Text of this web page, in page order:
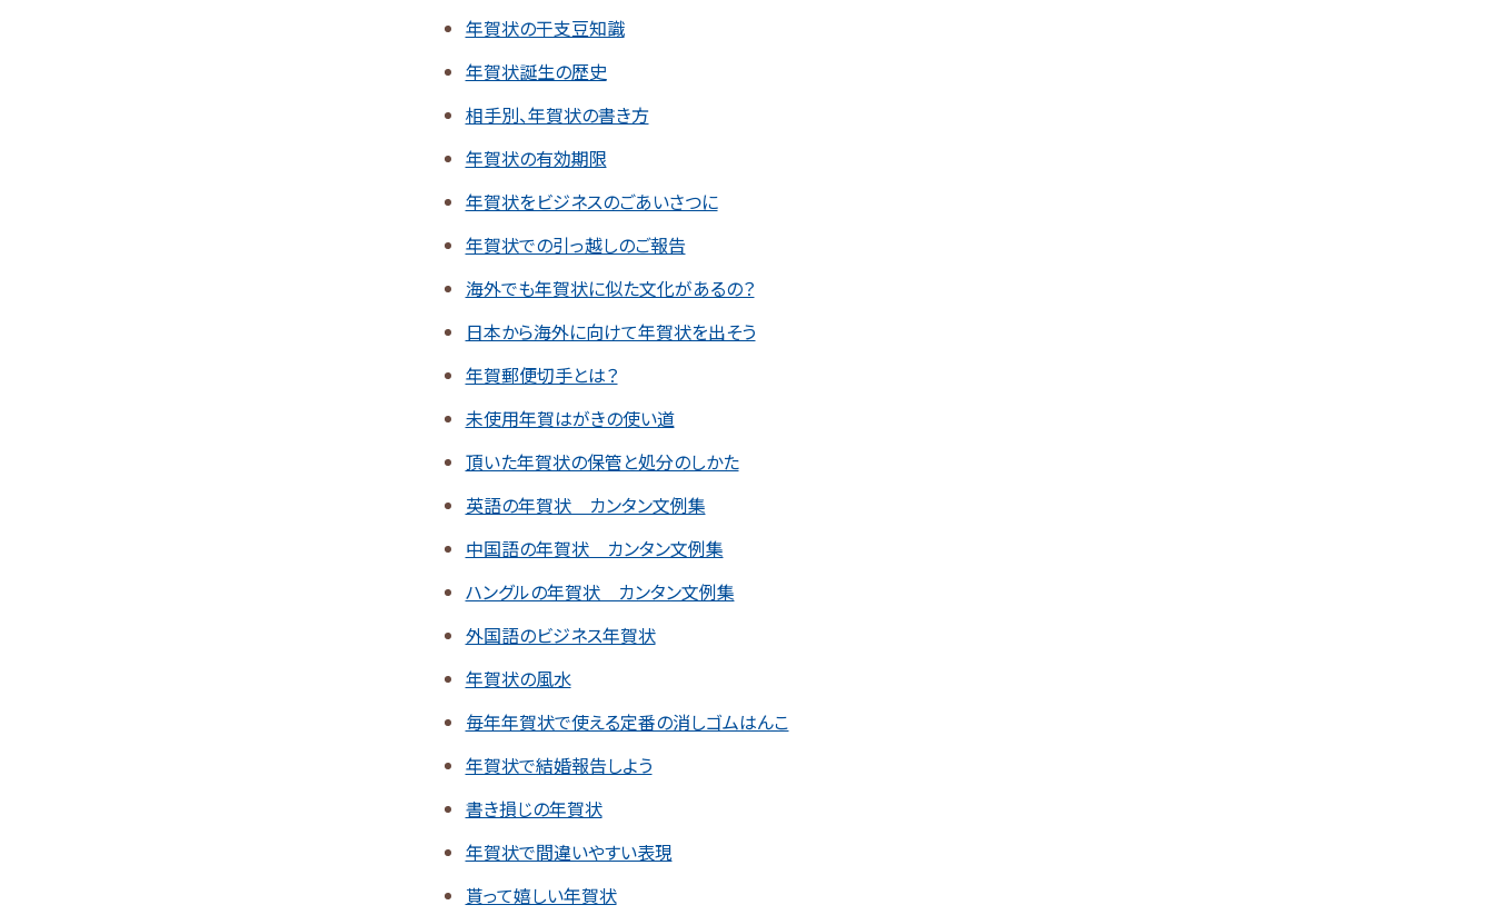
年賀状の干支豆知識
年賀状誕生の歴史
相手別、年賀状の書き方
年賀状の有効期限
年賀状をビジネスのごあいさつに
年賀状での引っ越しのご報告
海外でも年賀状に似た文化があるの？
日本から海外に向けて年賀状を出そう
年賀郵便切手とは？
未使用年賀はがきの使い道
頂いた年賀状の保管と処分のしかた
英語の年賀状 カンタン文例集
中国語の年賀状 カンタン文例集
ハングルの年賀状 カンタン文例集
外国語のビジネス年賀状
年賀状の風水
毎年年賀状で使える定番の消しゴムはんこ
年賀状で結婚報告しよう
書き損じの年賀状
年賀状で間違いやすい表現
貰って嬉しい年賀状